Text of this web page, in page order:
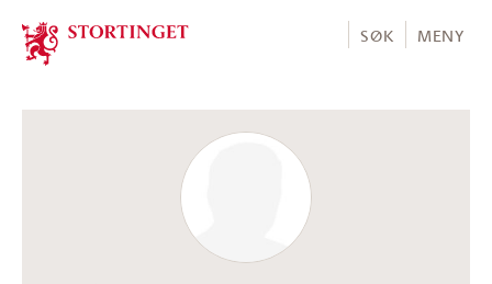
Stortinget.no
SØK MENY